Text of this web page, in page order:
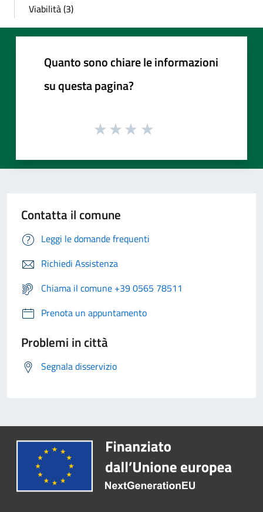
Viabilità (3)
Quanto sono chiare le informazioni
su questa pagina?
Contatta il comune
Leggi le domande frequenti
Richiedi Assistenza
Chiama il comune +39 0565 78511
Prenota un appuntamento
Problemi in città
Segnala disservizio